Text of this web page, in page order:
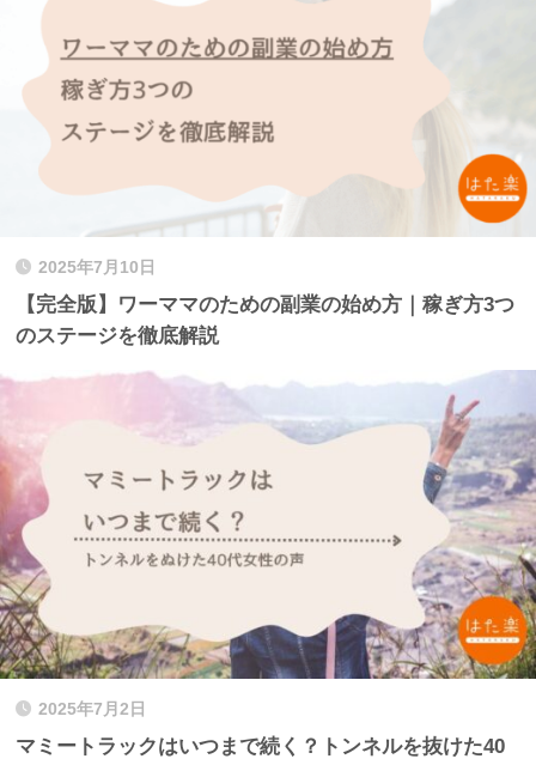
2025年7月10日
【完全版】ワーママのための副業の始め方｜稼ぎ方3つ
のステージを徹底解説
2025年7月2日
マミートラックはいつまで続く？トンネルを抜けた40